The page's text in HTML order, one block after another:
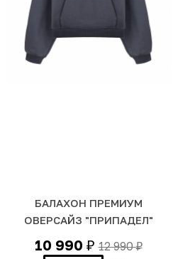
БАЛАХОН ПРЕМИУМ
ОВЕРСАЙЗ "ПРИПАДЕЛ"
10 990 ₽ 12 990₽